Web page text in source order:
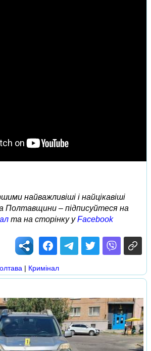
найважливіші і найцікавіші
Полтавщини – підписуйтеся на
та на сторінку уFacebook
| Кримінал